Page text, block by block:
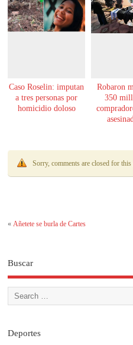
Caso Roselin: imputan
a tres personas por
homicidio doloso
Robaron
350
Sorry, comments are closed for this
« Añetete se burla de Cartes
Buscar
Deportes